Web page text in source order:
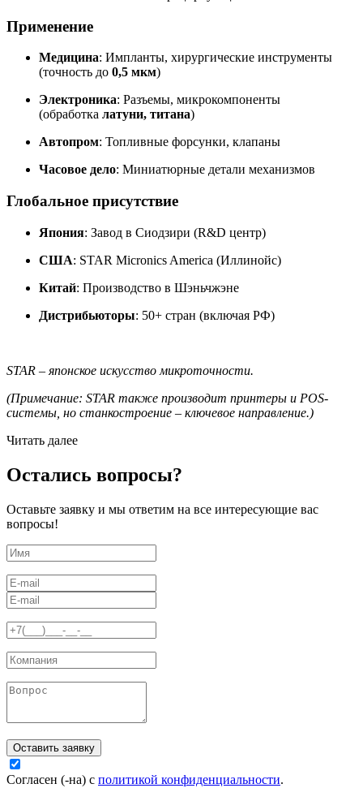
Применение
Медицина: Импланты, хирургические инструменты
(точность до 0,5 мкм)
Электроника: Разъемы, микрокомпоненты
(обработка латуни, титана)
Автопром: Топливные форсунки, клапаны
Часовое дело: Миниатюрные детали механизмов
Глобальное присутствие
Япония: Завод в Сиодзири (R&D центр)
США: STAR Micronics America (Иллинойс)
Китай: Производство в Шэньчжэне
Дистрибьюторы: 50+ стран (включая РФ)
STAR – японское искусство микроточности.
(Примечание: STAR также производит принтеры и POS-
системы, но станкостроение – ключевое направление.)
Читать далее
Остались вопросы?
Оставьте заявку и мы ответим на все интересующие вас
вопросы!
Оставить заявку
Согласен (-на) с политикой конфиденциальности.